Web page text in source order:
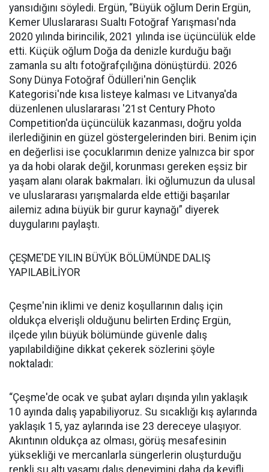
yansıdığını söyledi. Ergün, “Büyük oğlum Derin Ergün,
Kemer Uluslararası Sualtı Fotoğraf Yarışması'nda
2020 yılında birincilik, 2021 yılında ise üçüncülük elde
etti. Küçük oğlum Doğa da denizle kurduğu bağı
zamanla su altı fotoğrafçılığına dönüştürdü. 2026
Sony Dünya Fotoğraf Ödülleri'nin Gençlik
Kategorisi'nde kısa listeye kalması ve Litvanya'da
düzenlenen uluslararası '21st Century Photo
Competition'da üçüncülük kazanması, doğru yolda
ilerlediğinin en güzel göstergelerinden biri. Benim için
en değerlisi ise çocuklarımın denize yalnızca bir spor
ya da hobi olarak değil, korunması gereken eşsiz bir
yaşam alanı olarak bakmaları. İki oğlumuzun da ulusal
ve uluslararası yarışmalarda elde ettiği başarılar
ailemiz adına büyük bir gurur kaynağı” diyerek
duygularını paylaştı.
ÇEŞME'DE YILIN BÜYÜK BÖLÜMÜNDE DALIŞ
YAPILABİLİYOR
Çeşme'nin iklimi ve deniz koşullarının dalış için
oldukça elverişli olduğunu belirten Erdinç Ergün,
ilçede yılın büyük bölümünde güvenle dalış
yapılabildiğine dikkat çekerek sözlerini şöyle
noktaladı:
“Çeşme'de ocak ve şubat ayları dışında yılın yaklaşık
10 ayında dalış yapabiliyoruz. Su sıcaklığı kış aylarında
yaklaşık 15, yaz aylarında ise 23 dereceye ulaşıyor.
Akıntının oldukça az olması, görüş mesafesinin
yüksekliği ve mercanlarla süngerlerin oluşturduğu
renkli su altı yaşamı dalış deneyimini daha da keyifli